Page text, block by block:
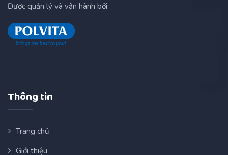
Được quản lý và vận hành bởi:
Thông tin
Trang chủ
Giới thiệu